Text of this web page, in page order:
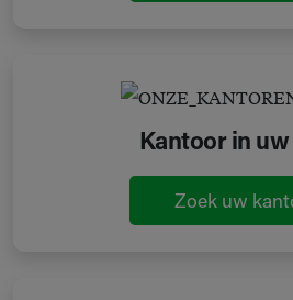
Kantoor in
Zoek uw